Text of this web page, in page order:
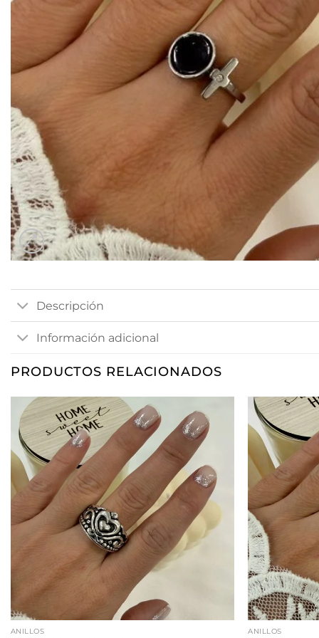
Descripción
Información adicional
PRODUCTOS RELACIONADOS
ANILLOS ANILLOS